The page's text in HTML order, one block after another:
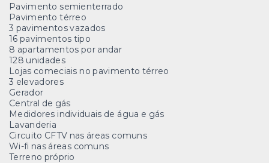
Pavimento semienterrado
Pavimento térreo
3 pavimentos vazados
16 pavimentos tipo
8 apartamentos por andar
128 unidades
Lojas comeciais no pavimento térreo
3 elevadores
Gerador
Central de gás
Medidores individuais de água e gás
Lavanderia
Circuito CFTV nas áreas comuns
Wi-fi nas áreas comuns
Terreno próprio